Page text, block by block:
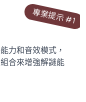
專業提示 #1
力和音效模式，
合來增強解謎能